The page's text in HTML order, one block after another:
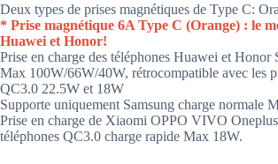
Deux types de prises magnétiques de Type C:
* Prise magnétique 6A Type C (Orange) : le
Huawei et Honor!
Prise en charge des téléphones Huawei et Honor
Max 100W/66W/40W, rétrocompatible avec les
QC3.0 22.5W et 18W
Supporte uniquement Samsung charge normale
Prise en charge de Xiaomi OPPO VIVO Oneplus
téléphones QC3.0 charge rapide Max 18W.